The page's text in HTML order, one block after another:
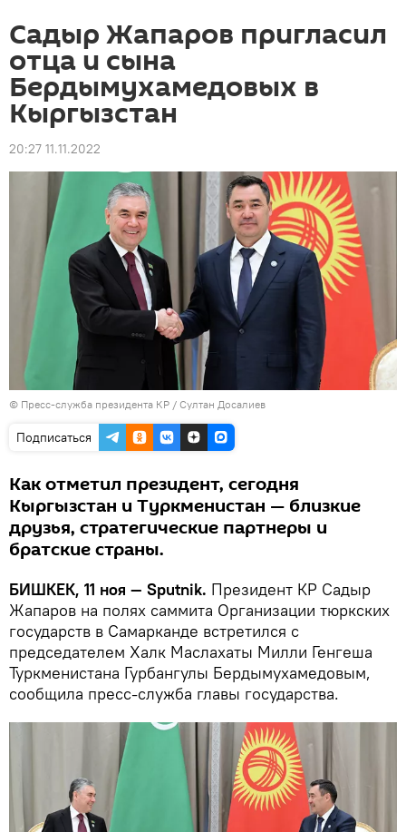
Садыр Жапаров пригласил
отца и сына
Бердымухамедовых в
Кыргызстан
20:27 11.11.2022
© Пресс-служба президента КР / Султан Досалиев
Подписаться
Как отметил президент, сегодня
Кыргызстан и Туркменистан — близкие
друзья, стратегические партнеры и
братские страны.
БИШКЕК, 11 ноя — Sputnik. Президент КР Садыр
Жапаров на полях саммита Организации тюркских
государств в Самарканде встретился с
председателем Халк Маслахаты Милли Генгеша
Туркменистана Гурбангулы Бердымухамедовым,
сообщила пресс-служба главы государства.